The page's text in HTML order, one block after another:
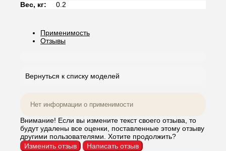
Вес, кг:
0.2
Применимость
Отзывы
Нет информации о применимости
Внимание! Если вы измените текст своего отзыва, то
будут удалены все оценки, поставленные этому отзыву
другими пользователями. Хотите продолжить?